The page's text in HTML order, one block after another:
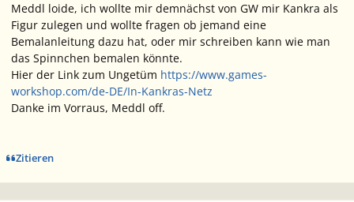
Meddl loide, ich wollte mir demnächst von GW mir Kankra als
Figur zulegen und wollte fragen ob jemand eine
Bemalanleitung dazu hat, oder mir schreiben kann wie man
das Spinnchen bemalen könnte.
Hier der Link zum Ungetüm https://www.games-
workshop.com/de-DE/In-Kankras-Netz
Danke im Vorraus, Meddl off.
Zitieren